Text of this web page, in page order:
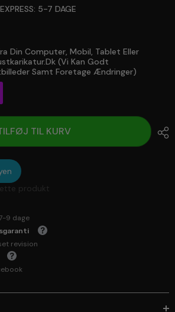
EXPRESS: 5-7 DAGE
the price
Din Computer, Mobil, Tablet Eller
(vi Kan Godt
Samt Foretage Ændringer)
TIL KURV
produkt
9 dage
revision